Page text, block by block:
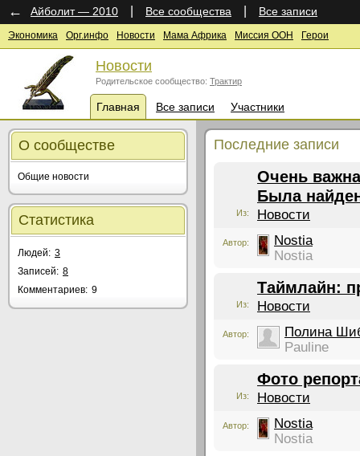
← Айболит — 2010 Все сообщества Все записи
Экономика Орг.инфо Новости Мама Африка Миссия ООН Герои
Новости
Родительское сообщество: Трактир
Главная Все записи Участники
О сообществе
Общие новости
Статистика
Людей: 3
Записей: 8
Комментариев: 9
Последние записи
Очень
Была
Из: Новости
Автор:
Nostia
Nostia
Таймлайн:
Из: Новости
Автор:
Полина
Pauline
Фото
Из: Новости
Автор:
Nostia
Nostia